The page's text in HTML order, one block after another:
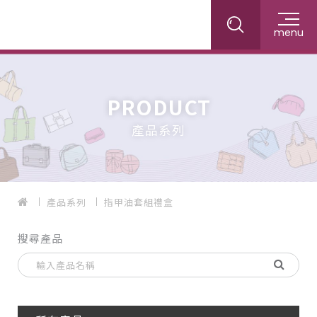
menu
PRODUCT
產品系列
產品系列 指甲油套組禮盒
搜尋產品